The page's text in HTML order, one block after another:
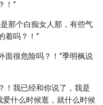
！”
那个白痴女人那，有些气
着吗？！”
面很危险吗？！”季明枫说
！我已经和你说了，我是
什么时候逛，就什么时候